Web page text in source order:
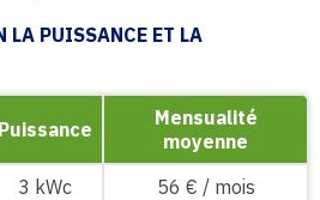
LA PUISSANCE ET LA
Puissance
Mensualité
moyenne
3 kWc
56 € / mois